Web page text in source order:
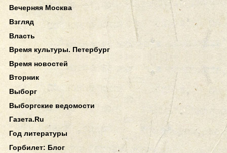
Вечерняя Москва
Взгляд
Власть
Время культуры. Петербург
Время новостей
Вторник
Выборг
Выборгские ведомости
Газета.Ru
Год литературы
Горбилет: Блог